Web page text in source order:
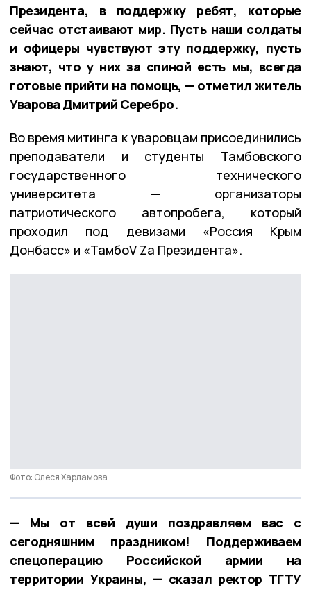
Президента, в поддержку ребят, которые
сейчас отстаивают мир. Пусть наши солдаты
и офицеры чувствуют эту поддержку, пусть
знают, что у них за спиной есть мы, всегда
готовые прийти на помощь, — отметил житель
Уварова Дмитрий Серебро.
Во время митинга к уваровцам присоединились
преподаватели и студенты Тамбовского
государственного технического
университета — организаторы
патриотического автопробега, который
проходил под девизами «Россия Крым
Донбасс» и «ТамбоV Zа Президента».
Фото: Олеся Харламова
— Мы от всей души поздравляем вас с
сегодняшним праздником! Поддерживаем
спецоперацию Российской армии на
территории Украины, — сказал ректор ТГТУ